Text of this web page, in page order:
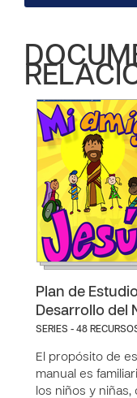
Plan de
Desarrollo del
SERIES - 48
El propósito de
manual es
los niños y niñas,